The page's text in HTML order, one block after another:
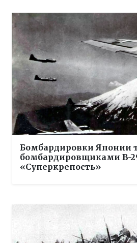
Бомбардировки Японии
бомбардировщиками B-
«Суперкрепость»